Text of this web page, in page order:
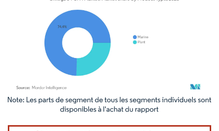
Image © Mordor Intelligence. La réutilisation nécessite une attribution sous CC BY